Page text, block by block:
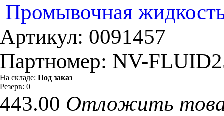
Промывочная
Артикул: 0091457
Партномер: NV-
На складе: Под заказ
Резерв: 0
443.00 Отложить